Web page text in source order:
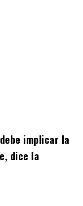
implicar la
dice la